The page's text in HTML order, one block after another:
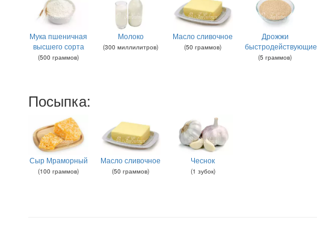
Мука пшеничная
высшего сорта
(500 граммов)
Молоко
(300 миллилитров)
Масло сливочное
(50 граммов)
Дрожжи
быстродействующие
(5 граммов)
Посыпка:
Сыр Мраморный
(100 граммов)
Масло сливочное
(50 граммов)
Чеснок
(1 зубок)